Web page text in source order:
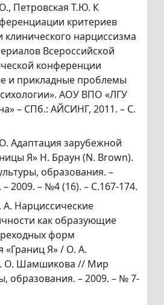
Петровская Т.Ю. К
критериев
нарциссизма
Всероссийской
конференции
и прикладные проблемы
АОУ ВПО «ЛГУ
– СПб.: АЙСИНГ, 2011. – С.
Адаптация зарубежной
Я» Н. Браун (N. Brown).
образования. –
2009. – №4 (16). – С.167-174.
Нарциссические
как образующие
форм
«Границ Я» / О. А.
О. Шамшикова // Мир
образования. – 2009. – № 7-